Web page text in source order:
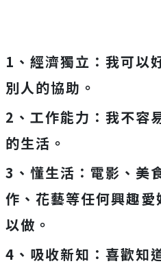
1 、經濟獨立：我可以
別人的協助。
2 、工作能力：我不容
的生活。
3 、懂生活：電影、美
作、花藝等任何興趣
以做。
4 、吸收新知：喜歡知